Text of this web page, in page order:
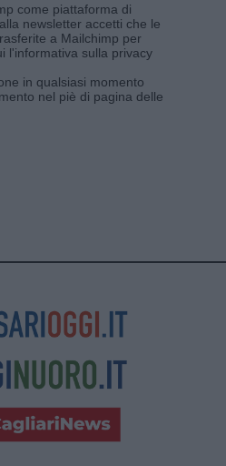
come piattaforma di
newsletter accetti che le
a Mailchimp per
l'informativa sulla privacy
in qualsiasi momento
nel piè di pagina delle